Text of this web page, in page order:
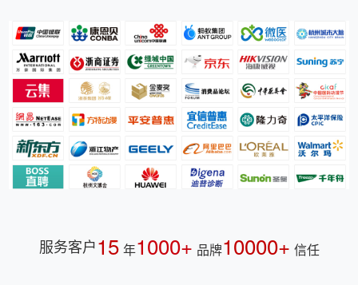
服务客户15 年1000+ 品牌10000+ 信任